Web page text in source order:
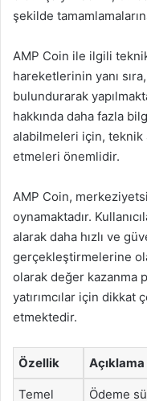
şekilde
AMP Coin ile ilgili
hareketlerinin yanı
bulundurarak
hakkında daha fazla
alabilmeleri için,
etmeleri önemlidir.
AMP Coin,
oynamaktadır.
alarak daha hızlı ve
gerçekleştirmelerine
olarak değer kazanma
yatırımcılar için dikkat
etmektedir.
Özellik Açıklama
Temel
Ödeme